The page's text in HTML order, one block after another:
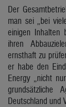
Der
man sei „bei
einigen Inhalten
ihren
ernsthaft zu
er habe den
Energy „nicht
Deutschland und